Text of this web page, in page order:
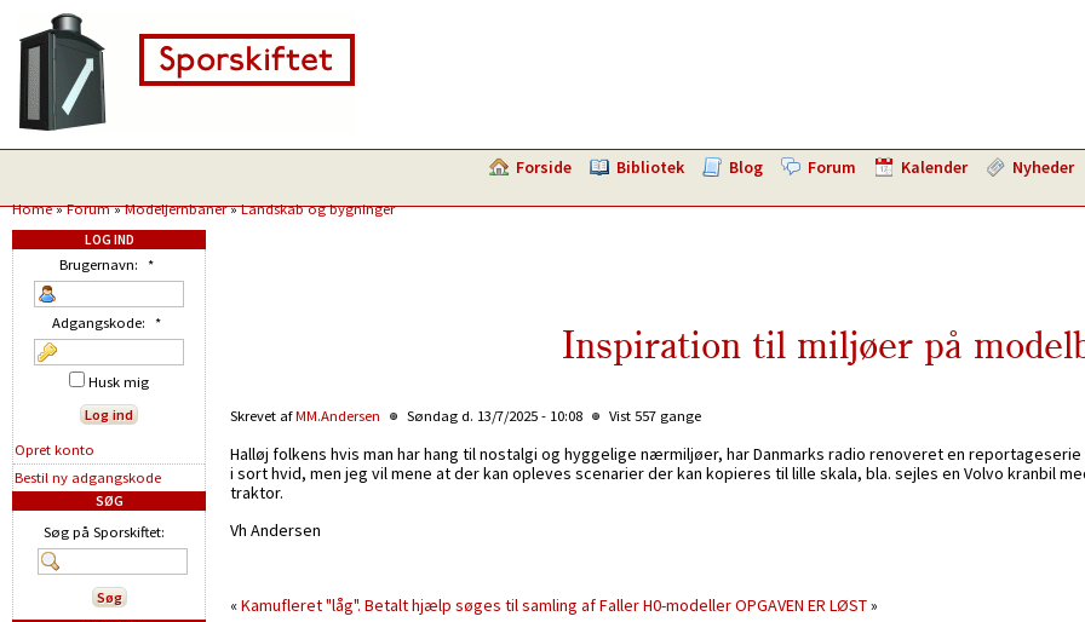
Forside Bibliotek Blog Forum Kalender Nyheder
Home»Forum»Modeljernbaner»Landskab og bygninger
Inspiration til miljøer på
Skrevet afMM.Andersen Søndag d. 13/7/2025 - 10:08 Vist 557 gange
Halløj folkens hvis man har hang til nostalgi og hyggelige nærmiljøer, har Danmarks radio renoveret en
i sort hvid, men jeg vil mene at der kan opleves scenarier der kan kopieres til lille skala, bla. sejles en Volvo kranbil
traktor.
Vh Andersen
«Kamufleret "låg". Betalt hjælp søges til samling af Faller H0-modeller OPGAVEN ER LØST»
LOG IND
Brugernavn: *
Adgangskode: *
Husk mig
Opret konto
Bestil ny adgangskode
SØG
Søg på Sporskiftet: